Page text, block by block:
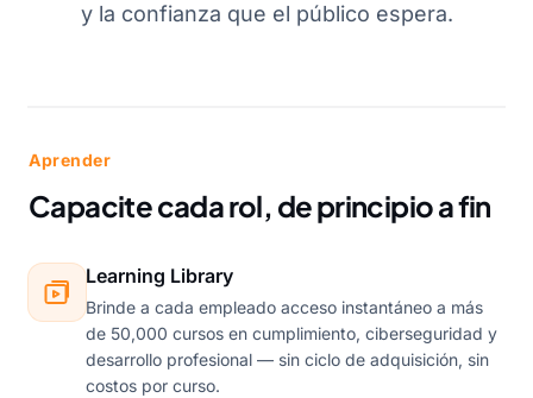
y la confianza que el público espera.
Aprender
Capacite cada rol, de principio a fin
Learning Library
Brinde a cada empleado acceso instantáneo a más
de 50,000 cursos en cumplimiento, ciberseguridad y
desarrollo profesional — sin ciclo de adquisición, sin
costos por curso.